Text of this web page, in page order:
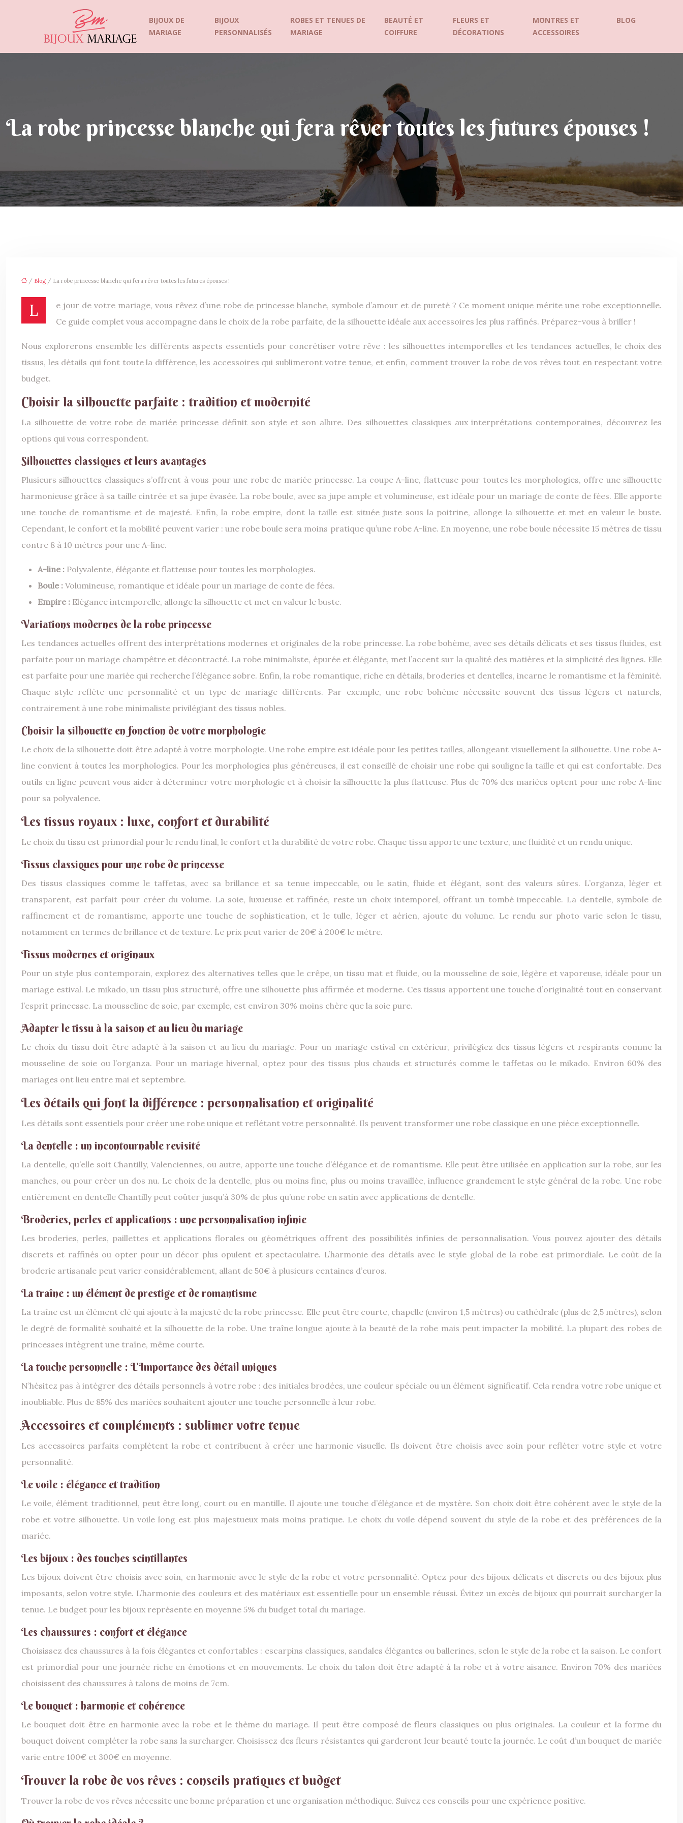
BIJOUX DE
MARIAGE
BIJOUX
PERSONNALISÉS
ROBES ET TENUES DE
MARIAGE
BEAUTÉ ET
COIFFURE
FLEURS ET
DÉCORATIONS
MONTRES ET
ACCESSOIRES
BLOG
La robe princesse blanche qui fera rêver toutes les futures épouses !
/ Blog/ La robe princesse blanche qui fera rêver toutes les futures épouses !
Le jour de votre mariage, vous rêvez d’une robe de princesse blanche, symbole d’amour et de pureté ? Ce moment unique mérite une robe exceptionnelle.
Ce guide complet vous accompagne dans le choix de la robe parfaite, de la silhouette idéale aux accessoires les plus raffinés. Préparez-vous à briller !
Nous explorerons ensemble les différents aspects essentiels pour concrétiser votre rêve : les silhouettes intemporelles et les tendances actuelles, le choix des
tissus, les détails qui font toute la différence, les accessoires qui sublimeront votre tenue, et enfin, comment trouver la robe de vos rêves tout en respectant votre
budget.
Choisir la silhouette parfaite : tradition et modernité
La silhouette de votre robe de mariée princesse définit son style et son allure. Des silhouettes classiques aux interprétations contemporaines, découvrez les
options qui vous correspondent.
Silhouettes classiques et leurs avantages
Plusieurs silhouettes classiques s’offrent à vous pour une robe de mariée princesse. La coupe A-line, flatteuse pour toutes les morphologies, offre une silhouette
harmonieuse grâce à sa taille cintrée et sa jupe évasée. La robe boule, avec sa jupe ample et volumineuse, est idéale pour un mariage de conte de fées. Elle apporte
une touche de romantisme et de majesté. Enfin, la robe empire, dont la taille est située juste sous la poitrine, allonge la silhouette et met en valeur le buste.
Cependant, le confort et la mobilité peuvent varier : une robe boule sera moins pratique qu’une robe A-line. En moyenne, une robe boule nécessite 15 mètres de tissu
contre 8 à 10 mètres pour une A-line.
A-line : Polyvalente, élégante et flatteuse pour toutes les morphologies.
Boule : Volumineuse, romantique et idéale pour un mariage de conte de fées.
Empire : Elégance intemporelle, allonge la silhouette et met en valeur le buste.
Variations modernes de la robe princesse
Les tendances actuelles offrent des interprétations modernes et originales de la robe princesse. La robe bohème, avec ses détails délicats et ses tissus fluides, est
parfaite pour un mariage champêtre et décontracté. La robe minimaliste, épurée et élégante, met l’accent sur la qualité des matières et la simplicité des lignes. Elle
est parfaite pour une mariée qui recherche l’élégance sobre. Enfin, la robe romantique, riche en détails, broderies et dentelles, incarne le romantisme et la féminité.
Chaque style reflète une personnalité et un type de mariage différents. Par exemple, une robe bohème nécessite souvent des tissus légers et naturels,
contrairement à une robe minimaliste privilégiant des tissus nobles.
Choisir la silhouette en fonction de votre morphologie
Le choix de la silhouette doit être adapté à votre morphologie. Une robe empire est idéale pour les petites tailles, allongeant visuellement la silhouette. Une robe A-
line convient à toutes les morphologies. Pour les morphologies plus généreuses, il est conseillé de choisir une robe qui souligne la taille et qui est confortable. Des
outils en ligne peuvent vous aider à déterminer votre morphologie et à choisir la silhouette la plus flatteuse. Plus de 70% des mariées optent pour une robe A-line
pour sa polyvalence.
Les tissus royaux : luxe, confort et durabilité
Le choix du tissu est primordial pour le rendu final, le confort et la durabilité de votre robe. Chaque tissu apporte une texture, une fluidité et un rendu unique.
Tissus classiques pour une robe de princesse
Des tissus classiques comme le taffetas, avec sa brillance et sa tenue impeccable, ou le satin, fluide et élégant, sont des valeurs sûres. L’organza, léger et
transparent, est parfait pour créer du volume. La soie, luxueuse et raffinée, reste un choix intemporel, offrant un tombé impeccable. La dentelle, symbole de
raffinement et de romantisme, apporte une touche de sophistication, et le tulle, léger et aérien, ajoute du volume. Le rendu sur photo varie selon le tissu,
notamment en termes de brillance et de texture. Le prix peut varier de 20€ à 200€ le mètre.
Tissus modernes et originaux
Pour un style plus contemporain, explorez des alternatives telles que le crêpe, un tissu mat et fluide, ou la mousseline de soie, légère et vaporeuse, idéale pour un
mariage estival. Le mikado, un tissu plus structuré, offre une silhouette plus affirmée et moderne. Ces tissus apportent une touche d’originalité tout en conservant
l’esprit princesse. La mousseline de soie, par exemple, est environ 30% moins chère que la soie pure.
Adapter le tissu à la saison et au lieu du mariage
Le choix du tissu doit être adapté à la saison et au lieu du mariage. Pour un mariage estival en extérieur, privilégiez des tissus légers et respirants comme la
mousseline de soie ou l’organza. Pour un mariage hivernal, optez pour des tissus plus chauds et structurés comme le taffetas ou le mikado. Environ 60% des
mariages ont lieu entre mai et septembre.
Les détails qui font la différence : personnalisation et originalité
Les détails sont essentiels pour créer une robe unique et reflétant votre personnalité. Ils peuvent transformer une robe classique en une pièce exceptionnelle.
La dentelle : un incontournable revisité
La dentelle, qu’elle soit Chantilly, Valenciennes, ou autre, apporte une touche d’élégance et de romantisme. Elle peut être utilisée en application sur la robe, sur les
manches, ou pour créer un dos nu. Le choix de la dentelle, plus ou moins fine, plus ou moins travaillée, influence grandement le style général de la robe. Une robe
entièrement en dentelle Chantilly peut coûter jusqu’à 30% de plus qu’une robe en satin avec applications de dentelle.
Broderies, perles et applications : une personnalisation infinie
Les broderies, perles, paillettes et applications florales ou géométriques offrent des possibilités infinies de personnalisation. Vous pouvez ajouter des détails
discrets et raffinés ou opter pour un décor plus opulent et spectaculaire. L’harmonie des détails avec le style global de la robe est primordiale. Le coût de la
broderie artisanale peut varier considérablement, allant de 50€ à plusieurs centaines d’euros.
La traîne : un élément de prestige et de romantisme
La traîne est un élément clé qui ajoute à la majesté de la robe princesse. Elle peut être courte, chapelle (environ 1,5 mètres) ou cathédrale (plus de 2,5 mètres), selon
le degré de formalité souhaité et la silhouette de la robe. Une traîne longue ajoute à la beauté de la robe mais peut impacter la mobilité. La plupart des robes de
princesses intègrent une traîne, même courte.
La touche personnelle : L’Importance des détail uniques
N’hésitez pas à intégrer des détails personnels à votre robe : des initiales brodées, une couleur spéciale ou un élément significatif. Cela rendra votre robe unique et
inoubliable. Plus de 85% des mariées souhaitent ajouter une touche personnelle à leur robe.
Accessoires et compléments : sublimer votre tenue
Les accessoires parfaits complètent la robe et contribuent à créer une harmonie visuelle. Ils doivent être choisis avec soin pour refléter votre style et votre
personnalité.
Le voile : élégance et tradition
Le voile, élément traditionnel, peut être long, court ou en mantille. Il ajoute une touche d’élégance et de mystère. Son choix doit être cohérent avec le style de la
robe et votre silhouette. Un voile long est plus majestueux mais moins pratique. Le choix du voile dépend souvent du style de la robe et des préférences de la
mariée.
Les bijoux : des touches scintillantes
Les bijoux doivent être choisis avec soin, en harmonie avec le style de la robe et votre personnalité. Optez pour des bijoux délicats et discrets ou des bijoux plus
imposants, selon votre style. L’harmonie des couleurs et des matériaux est essentielle pour un ensemble réussi. Évitez un excès de bijoux qui pourrait surcharger la
tenue. Le budget pour les bijoux représente en moyenne 5% du budget total du mariage.
Les chaussures : confort et élégance
Choisissez des chaussures à la fois élégantes et confortables : escarpins classiques, sandales élégantes ou ballerines, selon le style de la robe et la saison. Le confort
est primordial pour une journée riche en émotions et en mouvements. Le choix du talon doit être adapté à la robe et à votre aisance. Environ 70% des mariées
choisissent des chaussures à talons de moins de 7cm.
Le bouquet : harmonie et cohérence
Le bouquet doit être en harmonie avec la robe et le thème du mariage. Il peut être composé de fleurs classiques ou plus originales. La couleur et la forme du
bouquet doivent compléter la robe sans la surcharger. Choisissez des fleurs résistantes qui garderont leur beauté toute la journée. Le coût d’un bouquet de mariée
varie entre 100€ et 300€ en moyenne.
Trouver la robe de vos rêves : conseils pratiques et budget
Trouver la robe de vos rêves nécessite une bonne préparation et une organisation méthodique. Suivez ces conseils pour une expérience positive.